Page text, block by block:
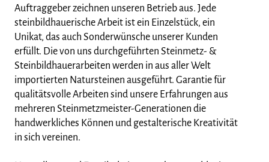
Auftraggeber zeichnen unseren Betrieb aus. Jede
steinbildhauerische Arbeit ist ein Einzelstück, ein
Unikat, das auch Sonderwünsche unserer Kunden
erfüllt. Die von uns durchgeführten Steinmetz- &
Steinbildhauerarbeiten werden in aus aller Welt
importierten Natursteinen ausgeführt. Garantie für
qualitätsvolle Arbeiten sind unsere Erfahrungen aus
mehreren Steinmetzmeister-Generationen die
handwerkliches Können und gestalterische Kreativität
in sich vereinen.